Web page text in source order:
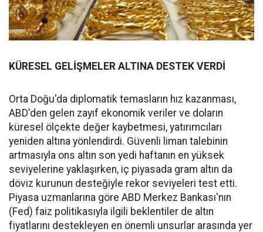
KÜRESEL GELİŞMELER ALTINA DESTEK VERDİ
Orta Doğu'da diplomatik temasların hız kazanması,
ABD'den gelen zayıf ekonomik veriler ve doların
küresel ölçekte değer kaybetmesi, yatırımcıları
yeniden altına yönlendirdi. Güvenli liman talebinin
artmasıyla ons altın son yedi haftanın en yüksek
seviyelerine yaklaşırken, iç piyasada gram altın da
döviz kurunun desteğiyle rekor seviyeleri test etti.
Piyasa uzmanlarına göre ABD Merkez Bankası'nın
(Fed) faiz politikasıyla ilgili beklentiler de altın
fiyatlarını destekleyen en önemli unsurlar arasında yer